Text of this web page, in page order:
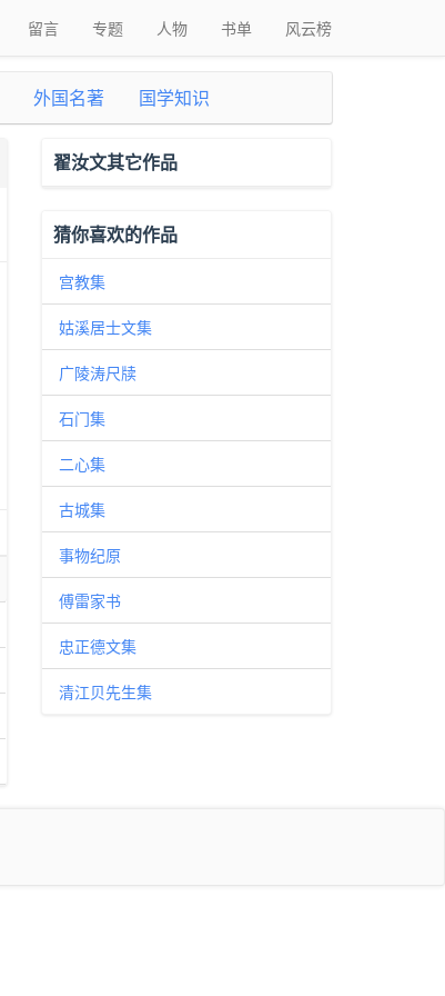
留言 专题 人物 书单 风云榜
外国名著 国学知识
翟汝文其它作品
猜你喜欢的作品
宫教集
姑溪居士文集
广陵涛尺牍
石门集
二心集
古城集
事物纪原
傅雷家书
忠正德文集
清江贝先生集